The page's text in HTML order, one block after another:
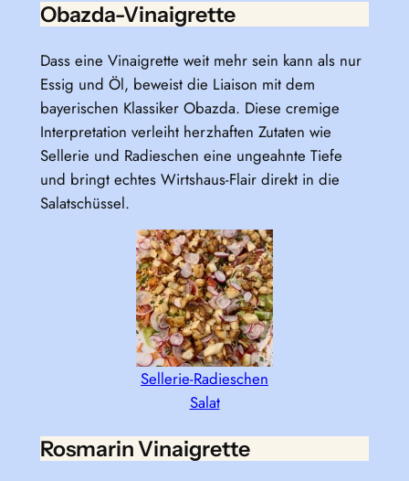
Obazda-Vinaigrette
Dass eine Vinaigrette weit mehr sein kann als nur
Essig und Öl, beweist die Liaison mit dem
bayerischen Klassiker Obazda. Diese cremige
Interpretation verleiht herzhaften Zutaten wie
Sellerie und Radieschen eine ungeahnte Tiefe
und bringt echtes Wirtshaus-Flair direkt in die
Salatschüssel.
Sellerie-Radieschen
Salat
Rosmarin Vinaigrette